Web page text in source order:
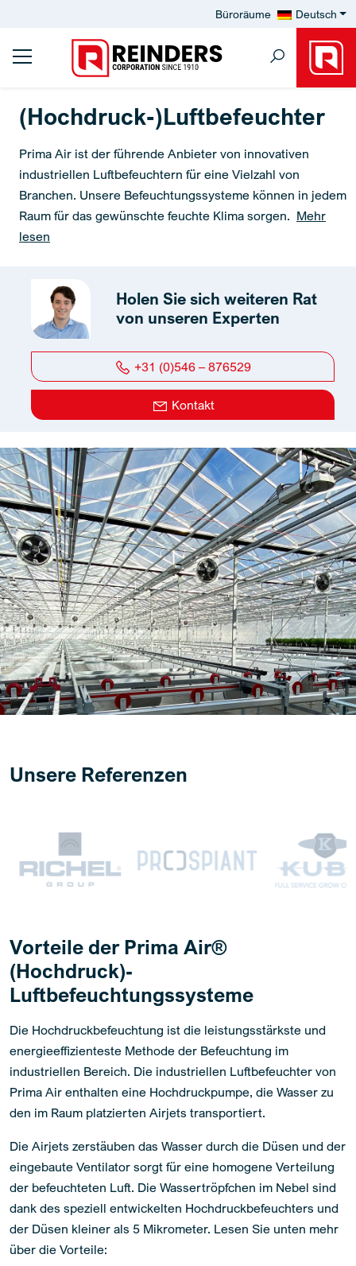
Büroräume Deutsch
(Hochdruck-)Luftbefeuchter
Prima Air ist der führende Anbieter von innovativen
industriellen Luftbefeuchtern für eine Vielzahl von
Branchen. Unsere Befeuchtungssysteme können in jedem
Raum für das gewünschte feuchte Klima sorgen. Mehr
lesen
Holen Sie sich weiteren Rat
von unseren Experten
+31 (0)546 – 876529
Kontakt
Unsere Referenzen
Vorteile der Prima Air®
(Hochdruck)-
Luftbefeuchtungssysteme
Die Hochdruckbefeuchtung ist die leistungsstärkste und
energieeffizienteste Methode der Befeuchtung im
industriellen Bereich. Die industriellen Luftbefeuchter von
Prima Air enthalten eine Hochdruckpumpe, die Wasser zu
den im Raum platzierten Airjets transportiert.
Die Airjets zerstäuben das Wasser durch die Düsen und der
eingebaute Ventilator sorgt für eine homogene Verteilung
der befeuchteten Luft. Die Wassertröpfchen im Nebel sind
dank des speziell entwickelten Hochdruckbefeuchters und
der Düsen kleiner als 5 Mikrometer. Lesen Sie unten mehr
über die Vorteile: